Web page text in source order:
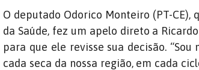
O deputado Odorico Monteiro (PT-CE),
da Saúde, fez um apelo direto a
para que ele revisse sua decisão.
cada seca da nossa região, em cada